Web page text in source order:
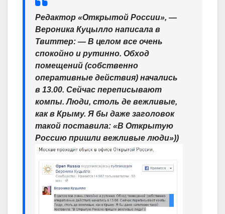
Редактор «Открытой России», —
Вероника Куцылло написала в
Твиттер: — В целом все очень
спокойно и рутинно. Обход
помещений (собственно
оперативные действия) начались
в 13.00. Сейчас переписывают
компы. Люди, столь де вежливые,
как в Крыму. Я бы даже заголовок
такой поставила: «В Открытую
Россию пришли вежливые люди»))